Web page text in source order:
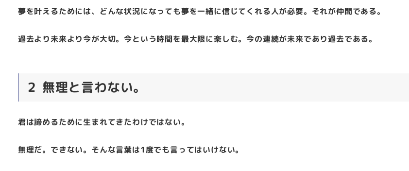
夢を叶えるためには、どんな状況になっても夢を一緒に信じてくれる人が必要。それが仲間である。
過去より未来より今が大切。今という時間を最大限に楽しむ。今の連続が未来であり過去である。
２ 無理と言わない。
君は諦めるために生まれてきたわけではない。
無理だ。できない。そんな言葉は1度でも言ってはいけない。